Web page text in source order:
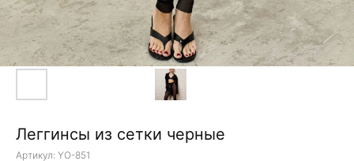
Леггинсы из сетки черные
Артикул: YO-851